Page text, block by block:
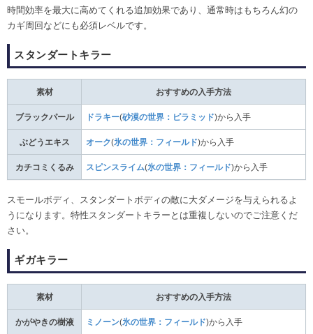
時間効率を最大に高めてくれる追加効果であり、通常時はもちろん幻の
カギ周回などにも必須レベルです。
スタンダートキラー
素材 おすすめの入手方法
ブラックパール ドラキー(砂漠の世界：ピラミッド)から入手
ぶどうエキス オーク(氷の世界：フィールド)から入手
カチコミくるみ スピンスライム(氷の世界：フィールド)から入手
スモールボディ、スタンダートボディの敵に大ダメージを与えられるよ
うになります。特性スタンダートキラーとは重複しないのでご注意くだ
さい。
ギガキラー
素材 おすすめの入手方法
かがやきの樹液 ミノーン(氷の世界：フィールド)から入手